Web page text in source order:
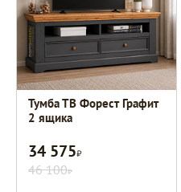
Тумба ТВ Форест Графит
2 ящика
34 575Р
46 100Р